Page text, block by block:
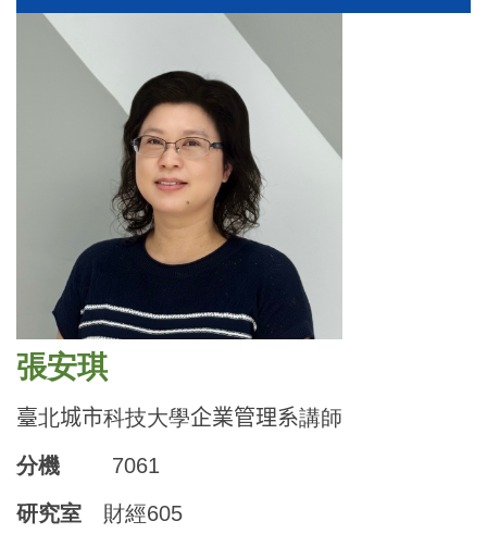
張安琪
臺北城市科技大學企業管理系講師
分機 7061
研究室
財經605